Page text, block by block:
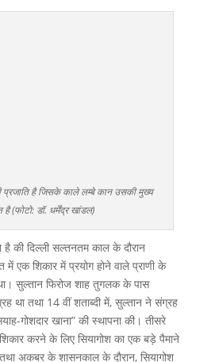
प्रजाति है जिसके काले लम्बे कान उसकी मुख्य
है (फोटो: डॉ. धर्मेंद्र खांडल)
है की दिल्ली सल्तनतम काल के दौरान
में एक शिकार में प्रयोग होने वाले प्राणी के
सुल्तान फिरोज शाह तुगलक के पास
था तथा 14 वीं शताब्दी में, सुल्तान ने संग्रह
गोशदार खाना” की स्थापना की। तीसरे
करने के लिए सियागोश का एक बड़े पैमाने
अकबर के शासनकाल के दौरान, सियागोश